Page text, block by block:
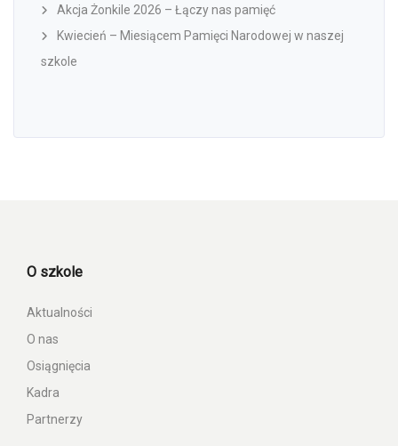
Akcja Żonkile 2026 – Łączy nas pamięć
Kwiecień – Miesiącem Pamięci Narodowej w naszej
szkole
O szkole
Aktualności
O nas
Osiągnięcia
Kadra
Partnerzy